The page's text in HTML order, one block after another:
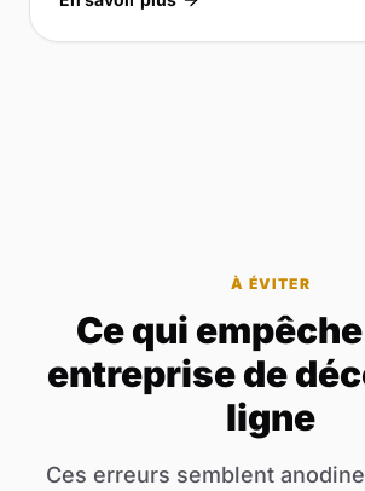
À ÉVITER
Ce qui empêche
entreprise de
ligne
Ces erreurs semblent